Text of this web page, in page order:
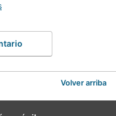
Volver arriba